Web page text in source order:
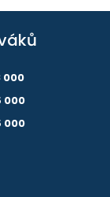
000
000
000